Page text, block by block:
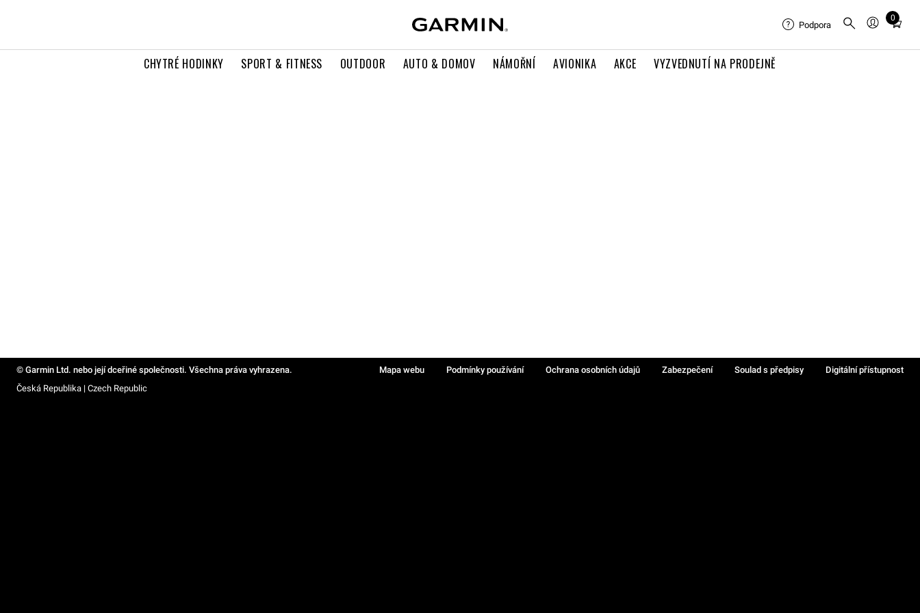
CHYTRÉ HODINKY SPORT & FITNESS OUTDOOR AUTO & DOMOV NÁMOŘNÍ AVIONIKA AKCE VYZVEDNUTÍ NA PRODEJNĚ
Podpora
0
Total
in
© Garmin Ltd. nebo její dceřiné společnosti. Všechna práva vyhrazena. Mapa webu Podmínky používání Ochrana osobních údajů Zabezpečení Soulad s předpisy
Digitální přístupnost
Česká Republika | Czech Republic